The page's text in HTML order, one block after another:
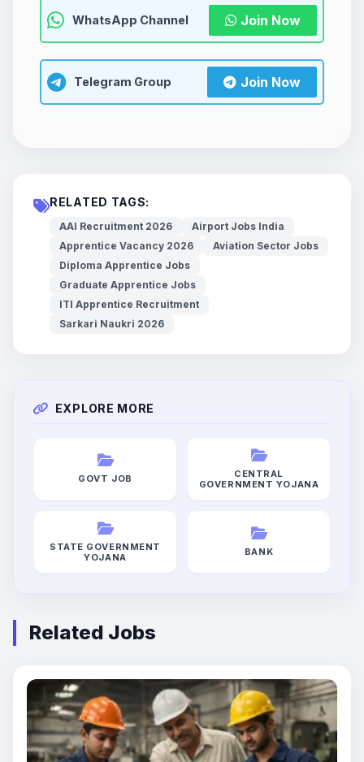
WhatsApp Channel Join Now
Telegram Group Join Now
RELATED TAGS:
AAI Recruitment 2026
Airport Jobs India
Apprentice Vacancy 2026
Aviation Sector Jobs
Diploma Apprentice Jobs
Graduate Apprentice Jobs
ITI Apprentice Recruitment
Sarkari Naukri 2026
EXPLORE MORE
GOVT JOB
CENTRAL
GOVERNMENT YOJANA
STATE GOVERNMENT
YOJANA
BANK
Related Jobs